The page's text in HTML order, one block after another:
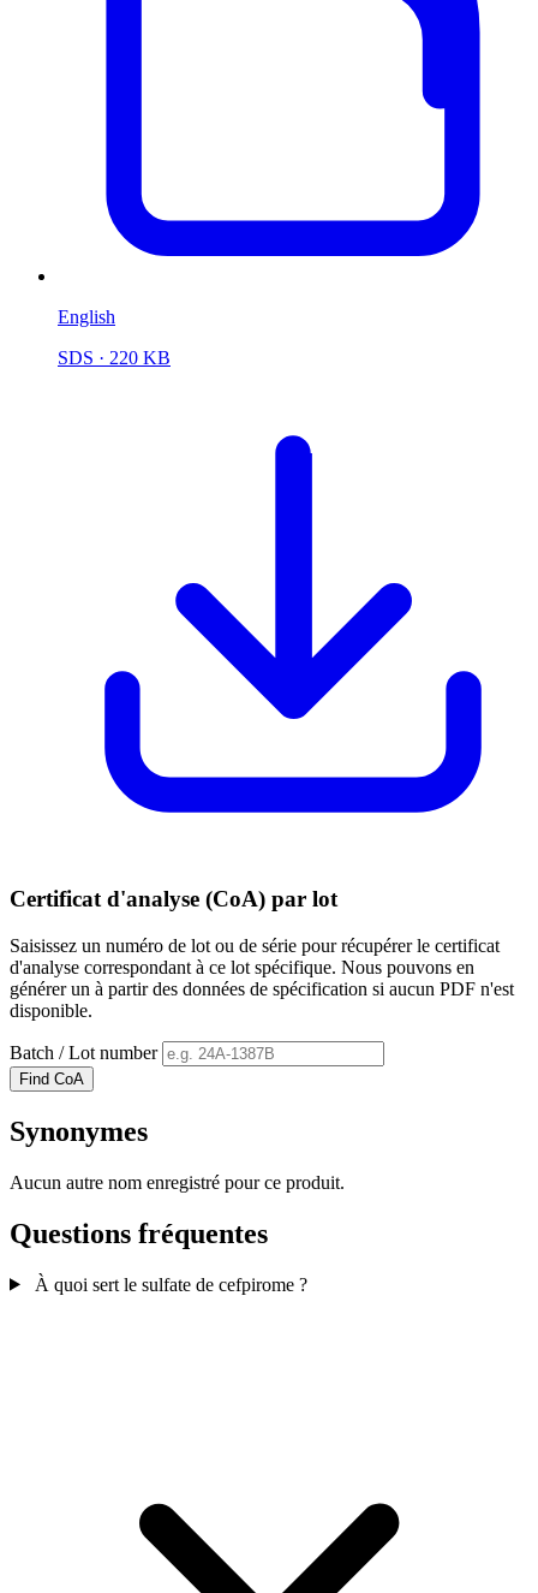
English
SDS · 220 KB
Certificat d'analyse (CoA) par lot
Saisissez un numéro de lot ou de série pour récupérer le certificat
d'analyse correspondant à ce lot spécifique. Nous pouvons en
générer un à partir des données de spécification si aucun PDF n'est
disponible.
Batch / Lot number
Find CoA
Synonymes
Aucun autre nom enregistré pour ce produit.
Questions fréquentes
À quoi sert le sulfate de cefpirome ?